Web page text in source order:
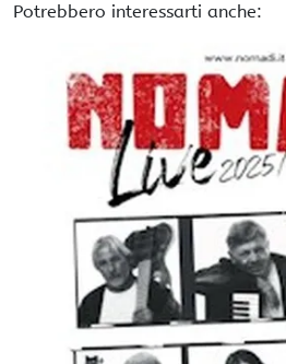
Potrebbero interessarti anche: